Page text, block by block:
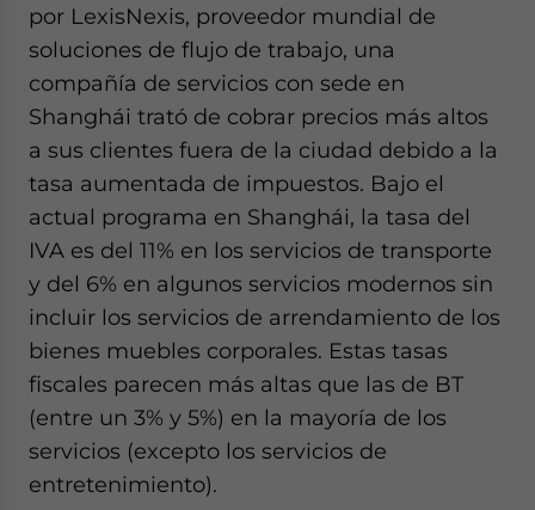
por LexisNexis, proveedor mundial de
soluciones de flujo de trabajo, una
compañía de servicios con sede en
Shanghái trató de cobrar precios más altos
a sus clientes fuera de la ciudad debido a la
tasa aumentada de impuestos. Bajo el
actual programa en Shanghái, la tasa del
IVA es del 11% en los servicios de transporte
y del 6% en algunos servicios modernos sin
incluir los servicios de arrendamiento de los
bienes muebles corporales. Estas tasas
fiscales parecen más altas que las de BT
(entre un 3% y 5%) en la mayoría de los
servicios (excepto los servicios de
entretenimiento).